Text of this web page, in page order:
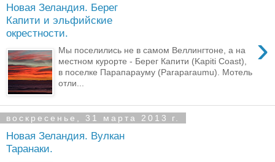
Новая Зеландия. Берег
Капити и эльфийские
окрестности.
›
Мы поселились не в самом Веллингтоне, а на
местном курорте - Берег Капити (Kapiti Coast),
в поселке Парапарауму (Paraparaumu). Мотель
отли...
воскресенье, 31 марта 2013 г.
Новая Зеландия. Вулкан
Таранаки.